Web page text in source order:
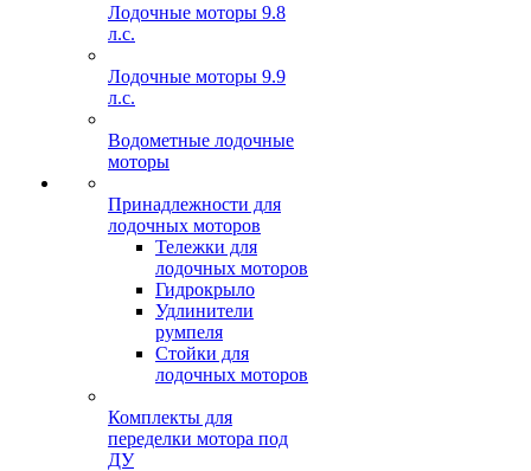
Лодочные моторы 9.8
л.с.
Лодочные моторы 9.9
л.с.
Водометные лодочные
моторы
Принадлежности для
лодочных моторов
Тележки для
лодочных моторов
Гидрокрыло
Удлинители
румпеля
Стойки для
лодочных моторов
Комплекты для
переделки мотора под
ДУ